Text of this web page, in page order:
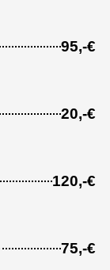
95,-€
20,-€
120,-€
75,-€